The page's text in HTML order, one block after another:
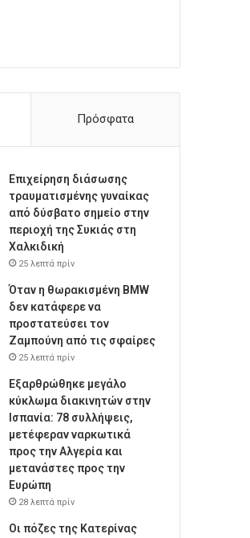
Πρόσφατα
Επιχείρηση διάσωσης
τραυματισμένης γυναίκας
από δύσβατο σημείο στην
περιοχή της Συκιάς στη
Χαλκιδική
25 λεπτά πρίν
Όταν η θωρακισμένη BMW
δεν κατάφερε να
προστατεύσει τον
Ζαμπούνη από τις σφαίρες
25 λεπτά πρίν
Εξαρθρώθηκε μεγάλο
κύκλωμα διακινητών στην
Ισπανία: 78 συλλήψεις,
μετέφεραν ναρκωτικά
προς την Αλγερία και
μετανάστες προς την
Ευρώπη
28 λεπτά πρίν
Οι πόζες της Κατερίνας